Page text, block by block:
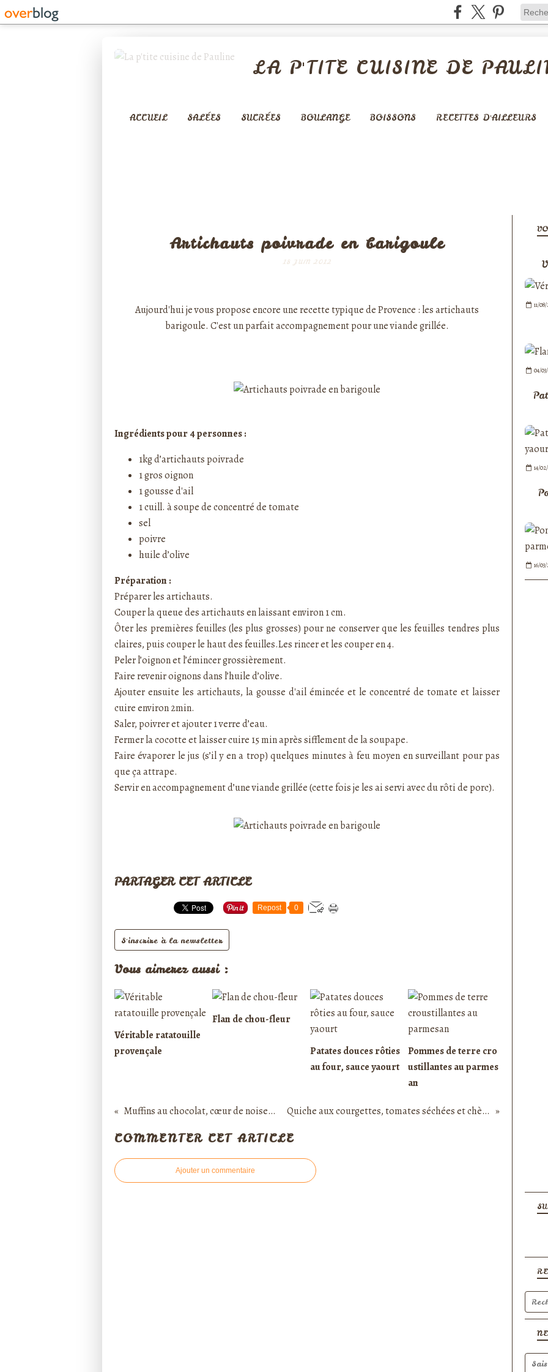
LA P'TITE CUISINE DE
ACCUEIL SALÉES SUCRÉES BOULANGE BOISSONS RECETTES D'AILLEURS
Artichauts poivrade en barigoule
18 JUIN 2012
Aujourd'hui je vous propose encore une recette typique deProvence : les artichauts
barigoule. C'est un parfait accompagnement pour une viande grillée.
Ingrédients pour 4 personnes :
1kg d’artichauts poivrade
1 gros oignon
1 gousse d'ail
1 cuill. à soupe de concentré de tomate
sel
poivre
huile d’olive
Préparation :
Préparer les artichauts.
Couper la queue des artichauts en laissant environ 1 cm.
Ôter les premières feuilles (les plus grosses) pour ne conserver que les feuilles tendres plus
claires, puis couper le haut des feuilles.Les rincer et les couper en 4.
Peler l’oignon et l’émincer grossièrement.
Faire revenir oignons dans l’huile d’olive.
Ajouter ensuite les artichauts, la gousse d'ail émincée et le concentré de tomate et laisser
cuire environ 2min.
Saler, poivrer et ajouter 1 verre d’eau.
Fermer la cocotte et laisser cuire 15 min après sifflement de la soupape.
Faire évaporer le jus (s’il y en a trop) quelques minutes à feu moyen en surveillant pour pas
que ça attrape.
Servir en accompagnement d’une viande grillée (cette fois je les ai servi avec du rôti de porc).
PARTAGER CET ARTICLE
Repost 0
S'inscrire à la newsletter
Vous aimerez aussi :
Véritable ratatouille
provençale
Flan de chou-fleur
Patates douces rôties
au four, sauce yaourt
Pommes de terre cro
ustillantes au parmes
an
Muffins au chocolat, cœur de noisette Quiche aux courgettes, tomates séchées et chèvre
COMMENTER CET ARTICLE
Ajouter un commentaire
11/
04/
14/
16/